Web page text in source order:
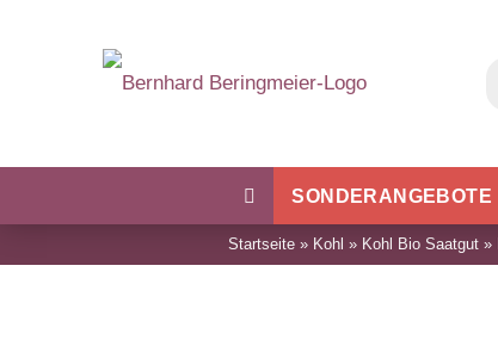
SONDERANGEBOTE
Kohl Bohnen & Erbsen
Startseite » Kohl » Kohl Bio Saatgut »